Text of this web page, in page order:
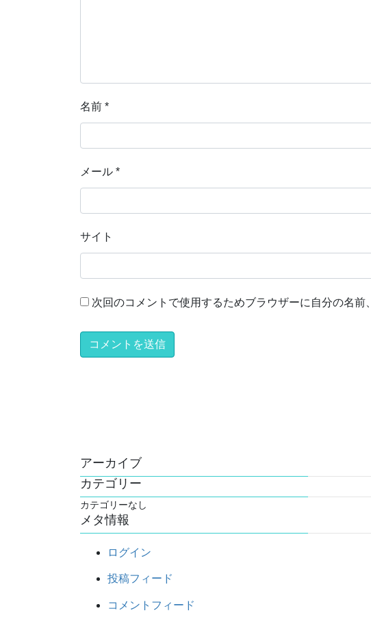
名前 *
メール *
サイト
次回のコメントで使用するためブラウザーに自分の名前
アーカイブ
カテゴリー
カテゴリーなし
メタ情報
ログイン
投稿フィード
コメントフィード